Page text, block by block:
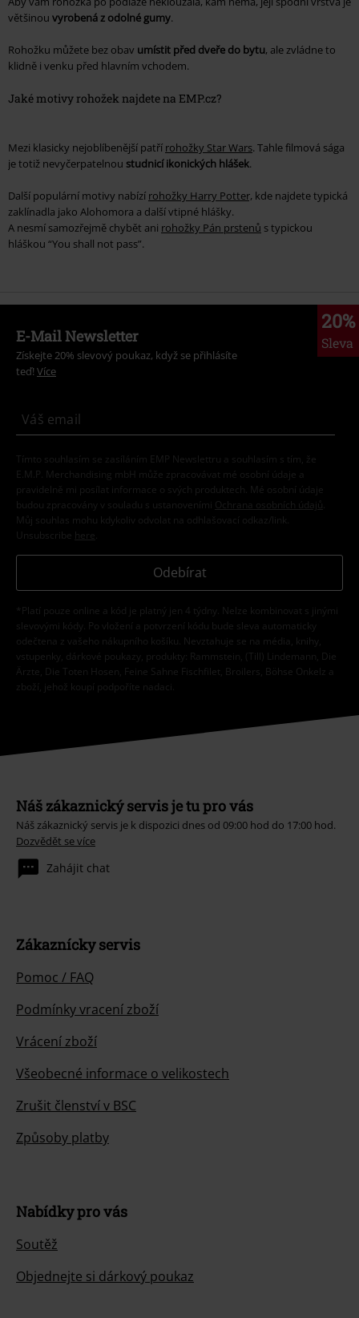
většinou vyrobená z odolné gumy.
Rohožku můžete bez obav umístit před dveře do bytu, ale zvládne to
klidně i venku před hlavním vchodem.
Jaké motivy rohožek najdete na EMP.cz?
Mezi klasicky nejoblíbenější patří rohožky Star Wars. Tahle filmová sága
je totiž nevyčerpatelnou studnicí ikonických hlášek.
Další populární motivy nabízí rohožky Harry Potter, kde najdete typická
zaklínadla jako Alohomora a další vtipné hlášky.
A nesmí samozřejmě chybět ani rohožky Pán prstenů s typickou
hláškou “You shall not pass”.
20%
Sleva
E-Mail Newsletter
Získejte 20% slevový poukaz, když se přihlásíte
teď! Více
Tímto souhlasím se zasíláním EMP Newslettru a souhlasím s tím, že
E.M.P. Merchandising mbH může zpracovávat mé osobní údaje a
pravidelně mi posílat informace o svých produktech. Mé osobní údaje
budou zpracovány v souladu s ustanoveními
Ochrana osobních údajů
Můj souhlas mohu kdykoliv odvolat na odhlašovací odkaz/link.
Unsubscribe here
Odebírat
*Platí pouze online a kód je platný jen 4 týdny. Nelze kombinovat s jinými
slevovými kódy. Po vložení a potvrzení kódu bude sleva automaticky
odečtena z vašeho nákupního košíku. Nevztahuje se na média, knihy,
vstupenky, dárkové poukazy, produkty: Rammstein, (Till) Lindemann, Die
Ärzte, Die Toten Hosen, Feine Sahne Fischfilet, Broilers, Böhse Onkelz a
zboží, jehož koupí podpoříte nadaci.
Náš zákaznický servis je tu pro vás
Náš zákaznický servis je k dispozici dnes od 09:00 hod do 17:00 hod.
Dozvědět se více
Zahájit chat
Zákaznícky servis
Pomoc / FAQ
Podmínky vracení zboží
Vrácení zboží
Všeobecné informace o velikostech
Zrušit členství v BSC
Způsoby platby
Nabídky pro vás
Soutěž
Objednejte si dárkový poukaz